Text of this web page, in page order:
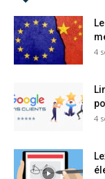
4
4